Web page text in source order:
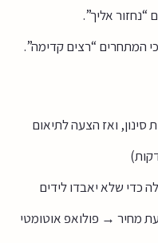
“נחזור אליך”.
כי המתחרים “רצים קדימה”.